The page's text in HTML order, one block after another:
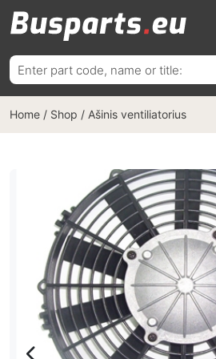
Ieškoti:
Home / Shop / Ašinis ventiliatorius